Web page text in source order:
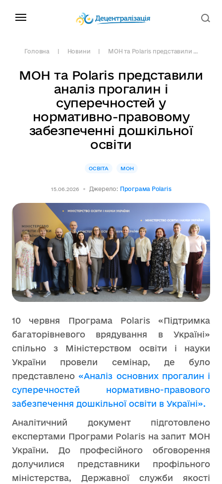
Головна Новини МОН та Polaris представили ...
МОН та Polaris представили
аналіз прогалин і
суперечностей у
нормативно-правовому
забезпеченні дошкільної
освіти
ОСВІТА МОН
15.06.2026 Джерело: Програма Polaris
10 червня Програма Polaris «Підтримка
багаторівневого врядування в Україні»
спільно з Міністерством освіти і науки
України провели семінар, де було
представлено «Аналіз основних прогалин і
суперечностей нормативно-правового
забезпечення дошкільної освіти в Україні».
Аналітичний документ підготовлено
експертами Програми Polaris на запит МОН
України. До професійного обговорення
долучилися представники профільного
міністерства, Державної служби якості